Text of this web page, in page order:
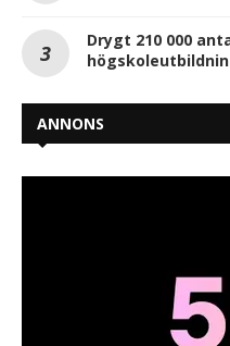
Drygt 210 000
ANNONS